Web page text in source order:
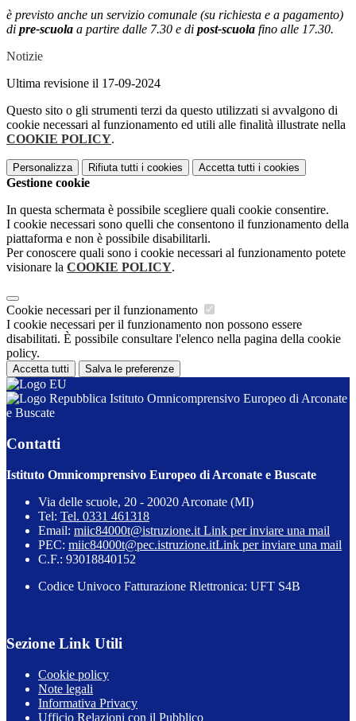
è previsto anche un servizio comunale (su richiesta e a pagamento)
di pre-scuola a partire dalle 7.30 e di post-scuola fino alle 17.30.
Notizie
Ultima revisione il 17-09-2024
Questo sito o gli strumenti terzi da questo utilizzati si avvalgono di
cookie necessari al funzionamento ed utili alle finalità illustrate nella
COOKIE POLICY.
Personalizza Rifiuta tutti i cookies Accetta tutti i cookies
Gestione cookie
In questa schermata è possibile scegliere quali cookie consentire.
I cookie necessari sono quelli che consentono il funzionamento della
piattaforma e non è possibile disabilitarli.
Per conoscere quali sono i cookie necessari al funzionamento potete
visionare la COOKIE POLICY.
Cookie necessari per il funzionamento
I cookie necessari per il funzionamento non possono essere
disabilitati. È possibile consultare l'elenco nella pagina della cookie
policy.
Accetta tutti Salva le preferenze
Istituto Omnicomprensivo Europeo di Arconate
e Buscate
Contatti
Istituto Omnicomprensivo Europeo di Arconate e Buscate
Via delle scuole, 20 - 20020 Arconate (MI)
Tel: Tel. 0331 461318
Email: miic84000t@istruzione.it Link per inviare una mail
PEC: miic84000t@pec.istruzione.itLink per inviare una mail
C.F.: 93018840152
Codice Univoco Fatturazione Rlettronica: UFT S4B
Sezione Link Utili
Cookie policy
Note legali
Informativa Privacy
Ufficio Relazioni con il Pubblico